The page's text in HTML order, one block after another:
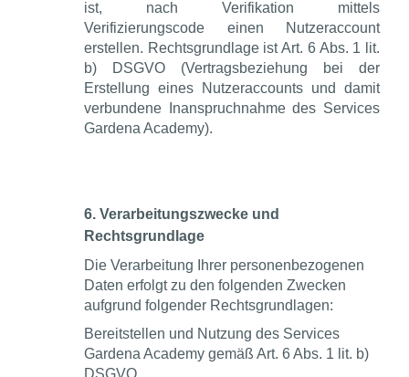
ist, nach Verifikation mittels
Verifizierungscode einen Nutzeraccount
erstellen. Rechtsgrundlage ist Art. 6 Abs. 1 lit.
b) DSGVO (Vertragsbeziehung bei der
Erstellung eines Nutzeraccounts und damit
verbundene Inanspruchnahme des Services
Gardena Academy).
6. Verarbeitungszwecke und
Rechtsgrundlage
Die Verarbeitung Ihrer personenbezogenen
Daten erfolgt zu den folgenden Zwecken
aufgrund folgender Rechtsgrundlagen:
Bereitstellen und Nutzung des Services
Gardena Academy gemäß Art. 6 Abs. 1 lit. b)
DSGVO